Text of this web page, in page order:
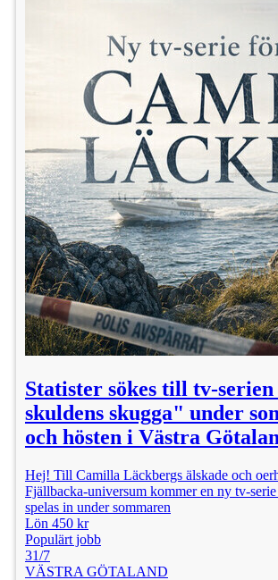
Statister sökes till tv-
skuldens skugga" under
och hösten i Västra
Hej! Till Camilla Läckbergs älskade och
Fjällbacka-universum kommer en ny tv-
spelas in under sommaren
Lön 450 kr
Populärt jobb
31/7
VÄSTRA GÖTALAND